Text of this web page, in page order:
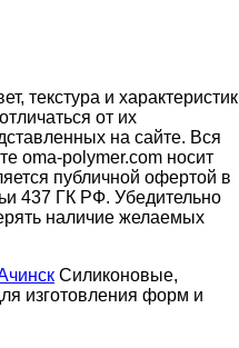
текстура и
от их
на сайте. Вся
oma-polymer.com носит
публичной офертой в
437 ГК РФ. Убедительно
наличие желаемых
Силиконовые,
изготовления форм и